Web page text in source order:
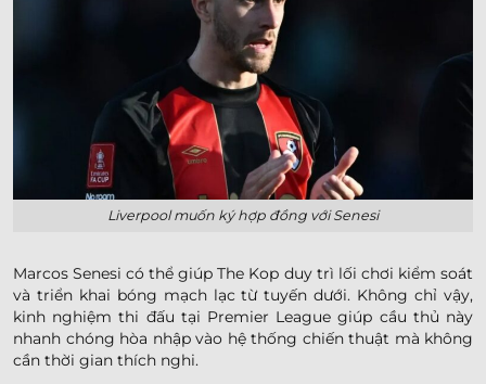
Liverpool muốn ký hợp đồng với Senesi
Marcos Senesi có thể giúp The Kop duy trì lối chơi kiểm soát
và triển khai bóng mạch lạc từ tuyến dưới. Không chỉ vậy,
kinh nghiệm thi đấu tại Premier League giúp cầu thủ này
nhanh chóng hòa nhập vào hệ thống chiến thuật mà không
cần thời gian thích nghi.